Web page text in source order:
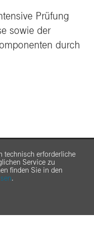
technisch erforderliche
Service zu
finden Sie in den
.
Prüfung
sowie der
durch